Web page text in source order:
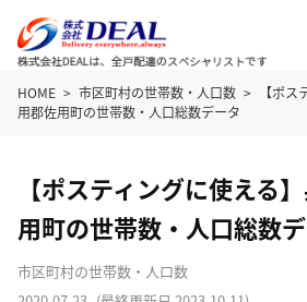
HOME 市区町村の世帯数・人口数
【ポ
用郡佐用町の世帯数・人口総数データ
【ポスティングに使える
用町の世帯数・人口総数
市区町村の世帯数・人口数